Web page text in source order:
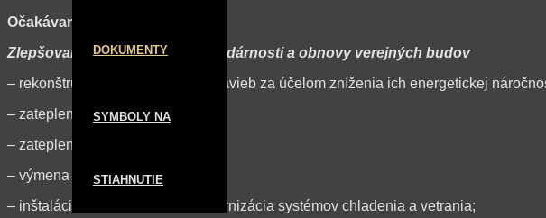
DOKUMENTY
SYMBOLY NA
STIAHNUTIE
Očakávané výsledky projektu:
Zlepšovanie energetickej hospodárnosti a obnovy verejných budov
– rekonštrukcia a modernizácia stavieb za účelom zníženia ich energetickej
– zateplenie obvodového plášťa;
– zateplenie strešného plášťa;
– výmena otvorových konštrukcií;
– inštalácia / rekonštrukcia / modernizácia systémov chladenia a vetrania;